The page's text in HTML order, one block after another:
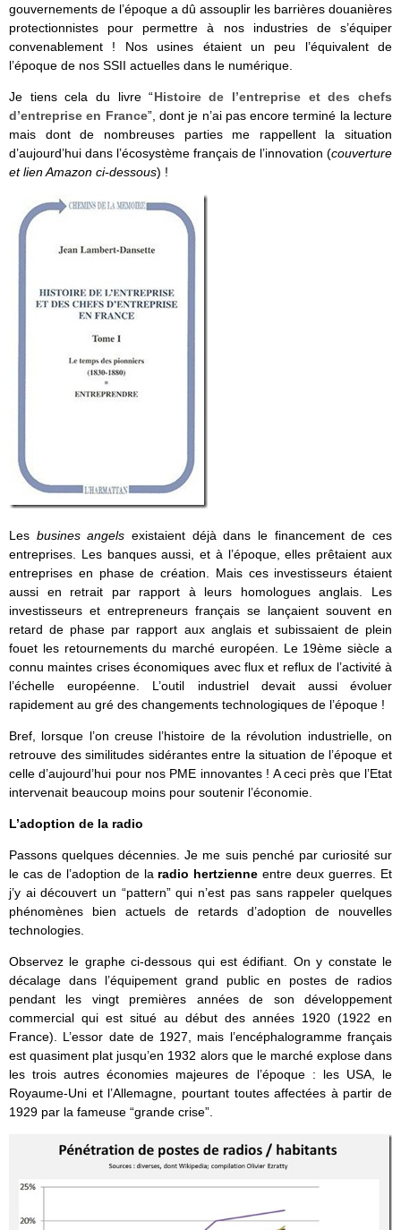
gouvernements de l’époque a dû assouplir les barrières douanières
protectionnistes pour permettre à nos industries de s’équiper
convenablement ! Nos usines étaient un peu l’équivalent de
l’époque de nos SSII actuelles dans le numérique.
Je tiens cela du livre “Histoire de l’entreprise et des chefs
d’entreprise en France”, dont je n’ai pas encore terminé la lecture
mais dont de nombreuses parties me rappellent la situation
d’aujourd’hui dans l’écosystème français de l’innovation (couverture
et lien Amazon ci-dessous) !
Les busines angelsexistaient déjà dans le financement de ces
entreprises. Les banques aussi, et à l’époque, elles prêtaient aux
entreprises en phase de création. Mais ces investisseurs étaient
aussi en retrait par rapport à leurs homologues anglais. Les
investisseurs et entrepreneurs français se lançaient souvent en
retard de phase par rapport aux anglais et subissaient de plein
fouet les retournements du marché européen. Le 19ème siècle a
connu maintes crises économiques avec flux et reflux de l’activité à
l’échelle européenne. L’outil industriel devait aussi évoluer
rapidement au gré des changements technologiques de l’époque !
Bref, lorsque l’on creuse l’histoire de la révolution industrielle, on
retrouve des similitudes sidérantes entre la situation de l’époque et
celle d’aujourd’hui pour nos PME innovantes ! A ceci près que l’Etat
intervenait beaucoup moins pour soutenir l’économie.
L’adoption de la radio
Passons quelques décennies. Je me suis penché par curiosité sur
le cas de l’adoption de la radio hertzienneentre deux guerres. Et
j’y ai découvert un “pattern” qui n’est pas sans rappeler quelques
phénomènes bien actuels de retards d’adoption de nouvelles
technologies.
Observez le graphe ci-dessous qui est édifiant. On y constate le
décalage dans l’équipement grand public en postes de radios
pendant les vingt premières années de son développement
commercial qui est situé au début des années 1920 (1922 en
France). L’essor date de 1927, mais l’encéphalogramme français
est quasiment plat jusqu’en 1932 alors que le marché explose dans
les trois autres économies majeures de l’époque : les USA, le
Royaume-Uni et l’Allemagne, pourtant toutes affectées à partir de
1929 par la fameuse “grande crise”.